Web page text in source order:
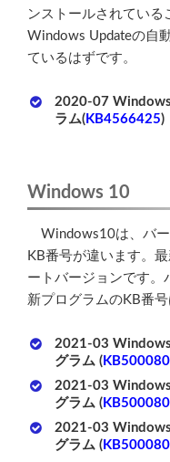
ンストールされている
Windows Updateの自
ているはずです。
2020-07
ラム( KB4566425)
Windows 10
Windows10は、バー
KB番号が違います。
ートバージョンです
新プログラムのKB番号
2021-03
グラム (
2021-03
グラム (
2021-03
グラム (